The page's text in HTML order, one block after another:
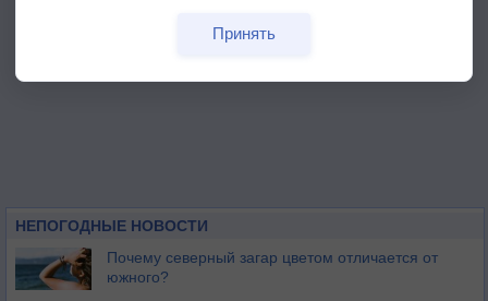
НЕПОГОДНЫЕ НОВОСТИ
Почему северный загар цветом отличается от
южного?
Принять